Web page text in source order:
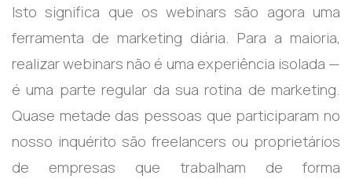
Isto significa que os webinars são agora uma
ferramenta de marketing diária. Para a maioria,
realizar webinars não é uma experiência isolada —
é uma parte regular da sua rotina de marketing.
Quase metade das pessoas que participaram no
nosso inquérito são freelancers ou proprietários
de empresas que trabalham de forma